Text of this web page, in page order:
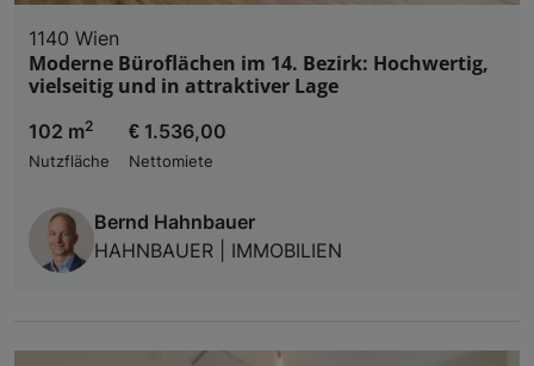
1140 Wien
Moderne Büroflächen im 14. Bezirk: Hochwertig,
vielseitig und in attraktiver Lage
102 m2
Nutzfläche
€ 1.536,00
Nettomiete
Bernd Hahnbauer
HAHNBAUER | IMMOBILIEN